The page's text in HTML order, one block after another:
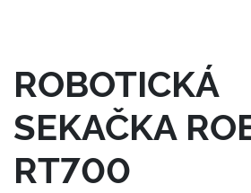
ROBOTICKÁ
SEKAČKA
RT700